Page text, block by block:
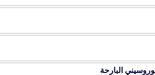
البارحة